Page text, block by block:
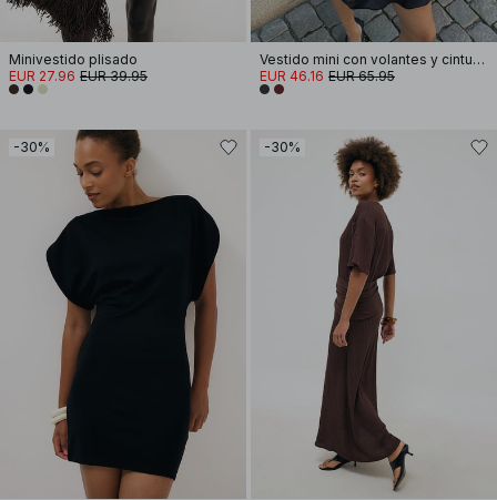
Minivestido plisado
EUR 27.96 EUR 39.95
Vestido mini con volantes y cintura con volantes
EUR 46.16 EUR 65.95
-30% -30%